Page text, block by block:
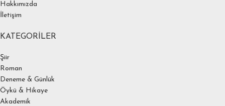
Hakkımızda
İletişim
KATEGORILER
Şiir
Roman
Deneme & Günlük
Öykü & Hikaye
Akademik